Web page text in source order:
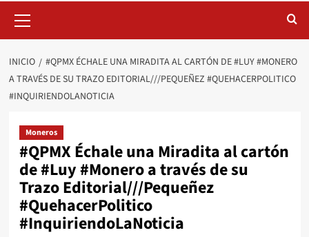
principal
INICIO
#QPMX ÉCHALE UNA MIRADITA AL CARTÓN DE #LUY #MONERO
A TRAVÉS DE SU TRAZO EDITORIAL///PEQUEÑEZ #QUEHACERPOLITICO
#INQUIRIENDOLANOTICIA
Moneros
#QPMX Échale una Miradita al cartón
de #Luy #Monero a través de su
Trazo Editorial///Pequeñez
#QuehacerPolitico
#InquiriendoLaNoticia